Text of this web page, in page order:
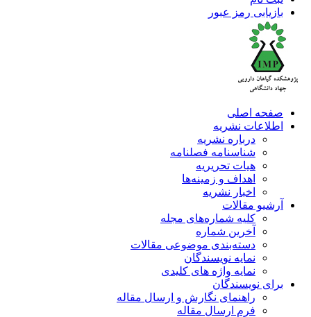
بازیابی رمز عبور
صفحه اصلی
اطلاعات نشریه
درباره نشریه
شناسنامه فصلنامه
هیات تحریریه
اهداف و زمینه‌ها
اخبار نشریه
آرشیو مقالات
کلیه شماره‌های مجله
آخرین شماره
دسته‌بندی موضوعی مقالات
نمایه نویسندگان
نمایه واژه های کلیدی
برای نویسندگان
راهنمای نگارش و ارسال مقاله
فرم ارسال مقاله